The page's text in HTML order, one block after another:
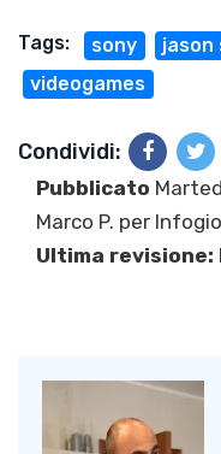
Tags: sony jason
videogames
Condividi:
Pubblicato
Marco P. per
Ultima revisione: